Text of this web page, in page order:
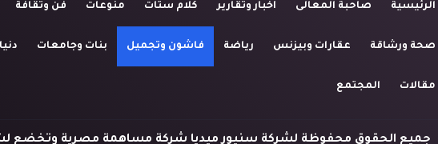
الرئيسية صاحبة المعالى أخبار وتقارير كلام ستات منوعات فن وثقافة
صحة ورشاقة عقارات وبيزنس رياضة فاشون وتجميل بنات وجامعات
مقالات المجتمع
جميع الحقوق محفوظة لشركة سنيور ميديا شركة مساهمة مصرية وتخضع